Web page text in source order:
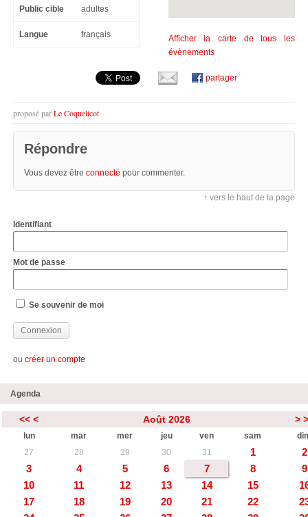
Public cible adultes
Langue français
Afficher la carte de tous les
évènements
partager
proposé parLe Coquelicot
Répondre
Vous devez être connecté pour commenter.
↑ vers le haut de la page
Identifiant
Mot de passe
Se souvenir de moi
ou créer un compte
Agenda
<< < Août 2026 >
lun mar mer jeu ven sam
27
28 29 30 31 1
2
3
4 5 6 7 8
9
10
11 12 13 14 15
17
18 19 20 21 22